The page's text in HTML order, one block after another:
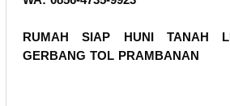
RUMAH SIAP HUNI TANAH
GERBANG TOL PRAMBANAN